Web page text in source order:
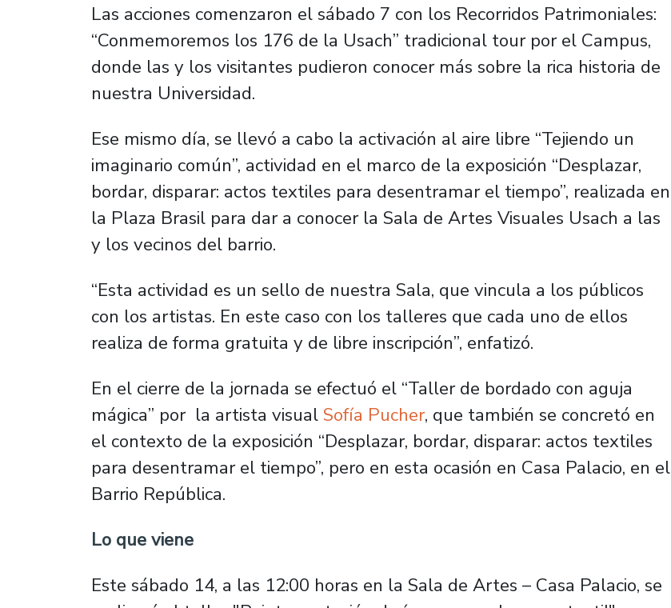
Las acciones comenzaron el sábado 7 con los Recorridos Patrimoniales:
“Conmemoremos los 176 de la Usach” tradicional tour por el Campus,
donde las y los visitantes pudieron conocer más sobre la rica historia de
nuestra Universidad.
Ese mismo día, se llevó a cabo la activación al aire libre “Tejiendo un
imaginario común”, actividad en el marco de la exposición “Desplazar,
bordar, disparar: actos textiles para desentramar el tiempo”, realizada en
la Plaza Brasil para dar a conocer la Sala de Artes Visuales Usach a las
y los vecinos del barrio.
“Esta actividad es un sello de nuestra Sala, que vincula a los públicos
con los artistas. En este caso con los talleres que cada uno de ellos
realiza de forma gratuita y de libre inscripción”, enfatizó.
En el cierre de la jornada se efectuó el “Taller de bordado con aguja
mágica” por la artista visualSofía Pucher, que también se concretó en
el contexto de la exposición “Desplazar, bordar, disparar: actos textiles
para desentramar el tiempo”, pero en esta ocasión en Casa Palacio, en el
Barrio República.
Lo que viene
Este sábado 14, a las 12:00 horas en la Sala de Artes – Casa Palacio, se